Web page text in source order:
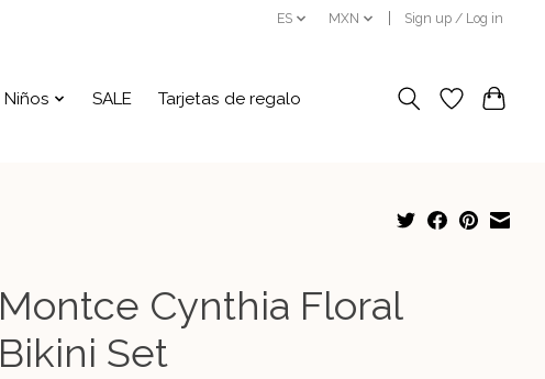
ES MXN Sign up / Log in
Niños SALE Tarjetas de regalo
Montce Cynthia Floral
Bikini Set